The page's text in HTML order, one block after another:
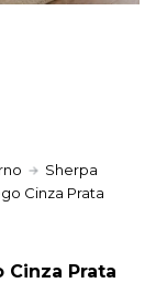
Sherpa
Cinza Prata
Cinza Prata